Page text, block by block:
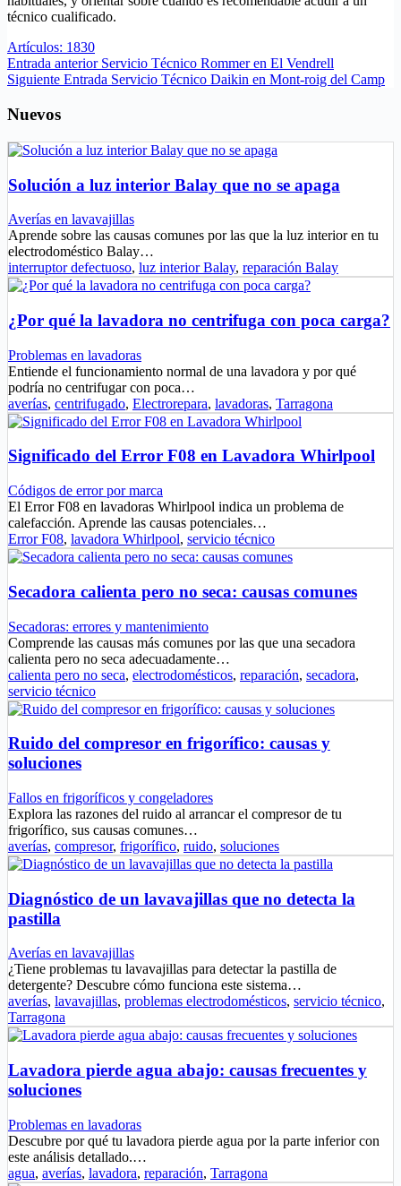
técnico cualificado.
Artículos: 1830
Entrada anterior Servicio Técnico Rommer en El Vendrell
Siguiente Entrada Servicio Técnico Daikin en Mont-roig del Camp
Nuevos
Solución a luz interior Balay que no se apaga
Averías en lavavajillas
Aprende sobre las causas comunes por las que la luz interior en tu
electrodoméstico Balay…
interruptor defectuoso, luz interior Balay, reparación Balay
¿Por qué la lavadora no centrifuga con poca carga?
Problemas en lavadoras
Entiende el funcionamiento normal de una lavadora y por qué
podría no centrifugar con poca…
averías, centrifugado, Electrorepara, lavadoras, Tarragona
Significado del Error F08 en Lavadora Whirlpool
Códigos de error por marca
El Error F08 en lavadoras Whirlpool indica un problema de
calefacción. Aprende las causas potenciales…
Error F08, lavadora Whirlpool, servicio técnico
Secadora calienta pero no seca: causas comunes
Secadoras: errores y mantenimiento
Comprende las causas más comunes por las que una secadora
calienta pero no seca adecuadamente…
calienta pero no seca, electrodomésticos, reparación, secadora,
servicio técnico
Ruido del compresor en frigorífico: causas y
soluciones
Fallos en frigoríficos y congeladores
Explora las razones del ruido al arrancar el compresor de tu
frigorífico, sus causas comunes…
averías, compresor, frigorífico, ruido, soluciones
Diagnóstico de un lavavajillas que no detecta la
pastilla
Averías en lavavajillas
¿Tiene problemas tu lavavajillas para detectar la pastilla de
detergente? Descubre cómo funciona este sistema…
averías, lavavajillas, problemas electrodomésticos, servicio técnico,
Tarragona
Lavadora pierde agua abajo: causas frecuentes y
soluciones
Problemas en lavadoras
Descubre por qué tu lavadora pierde agua por la parte inferior con
este análisis detallado.…
agua, averías, lavadora, reparación, Tarragona